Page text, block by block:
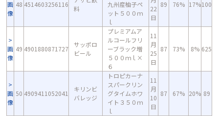
画
像
48 4514603256116
料
九州産柚子ペ
ット５００ｍ
ｌ
22
日
89 76% 17%100
画
像
49 4901880871727
サッポロ
ビール
プレミアムア
ルコールフリ
ーブラック増
５００ｍｌ×
６
11
月
25
日
87 73% 8% 625
画
像
50 4909411052041
キリンビ
バレッジ
トロピカーナ
スパークリン
グタイムホワ
イト３５０ｍ
ｌ
11
月
10
日
87 67% 20% 89